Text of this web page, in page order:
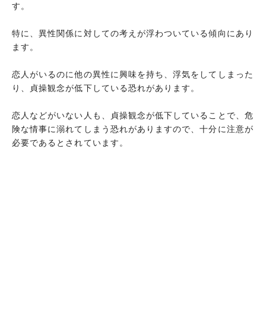
給料をすべて寄付する夢
給料を困っている人にあげる夢
給料明細が印象的な夢
す。
特に、異性関係に対しての考えが浮わついている傾向にあり
ます。
恋人がいるのに他の異性に興味を持ち、浮気をしてしまった
り、貞操観念が低下している恐れがあります。
恋人などがいない人も、貞操観念が低下していることで、危
険な情事に溺れてしまう恐れがありますので、十分に注意が
必要であるとされています。